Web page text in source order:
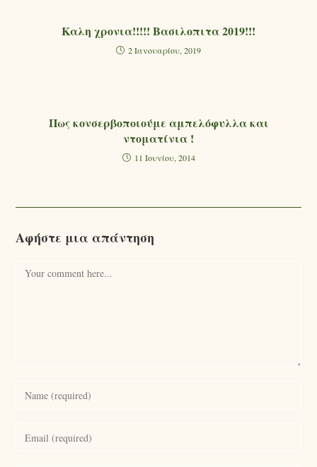
Καλη χρονια!!!!! Βασιλοπιτα 2019!!!
2 Ιανουαρίου, 2019
Πως κονσερβοποιούμε αμπελόφυλλα και
ντοματίνια !
11 Ιουνίου, 2014
Αφήστε μια απάντηση